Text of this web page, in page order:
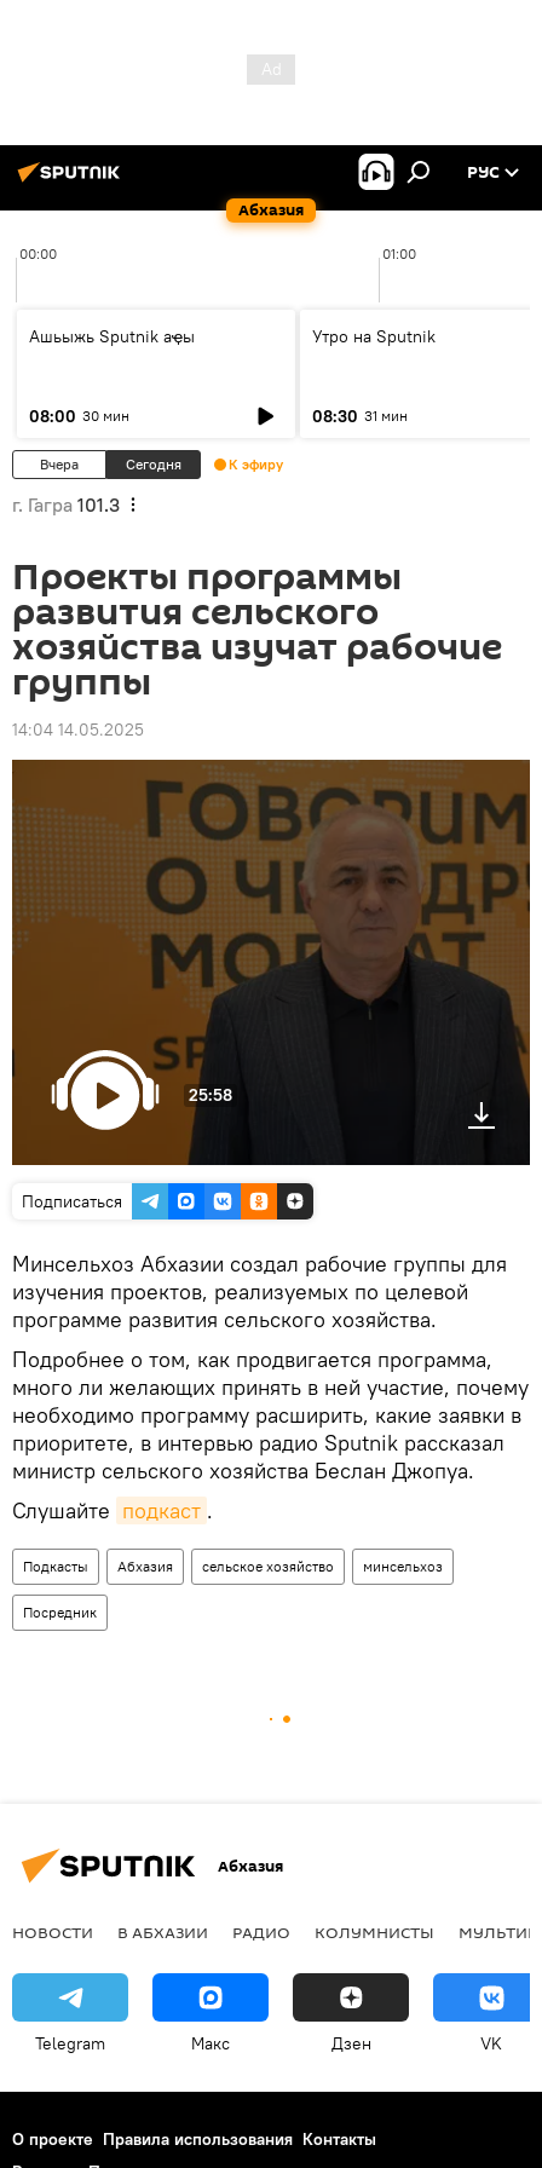
Абхазия
РУС
00:00 01:00
Ашьыжь Sputnik аҿы
08:00 30 мин
Утро на Sputnik
08:30 31 мин
Вчера Сегодня К эфиру
г. Гагра 101.3
Проекты программы
развития сельского
хозяйства изучат рабочие
группы
14:04 14.05.2025
25:58
Подписаться
Минсельхоз Абхазии создал рабочие группы для
изучения проектов, реализуемых по целевой
программе развития сельского хозяйства.
Подробнее о том, как продвигается программа,
много ли желающих принять в ней участие, почему
необходимо программу расширить, какие заявки в
приоритете, в интервью радио Sputnik рассказал
министр сельского хозяйства Беслан Джопуа.
Слушайте подкаст .
Подкасты Абхазия сельское хозяйство минсельхоз
Посредник
Абхазия
НОВОСТИ В АБХАЗИИ РАДИО КОЛУМНИСТЫ
Telegram Макс Дзен VK
О проекте Правила использования Контакты